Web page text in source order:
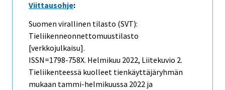
Viittausohje:
Suomen virallinen tilasto (SVT):
Tieliikenneonnettomuustilasto
[verkkojulkaisu].
ISSN=1798-758X. Helmikuu 2022, Liitekuvio 2.
Tieliikenteessä kuolleet tienkäyttäjäryhmän
mukaan tammi-helmikuussa 2022 ja